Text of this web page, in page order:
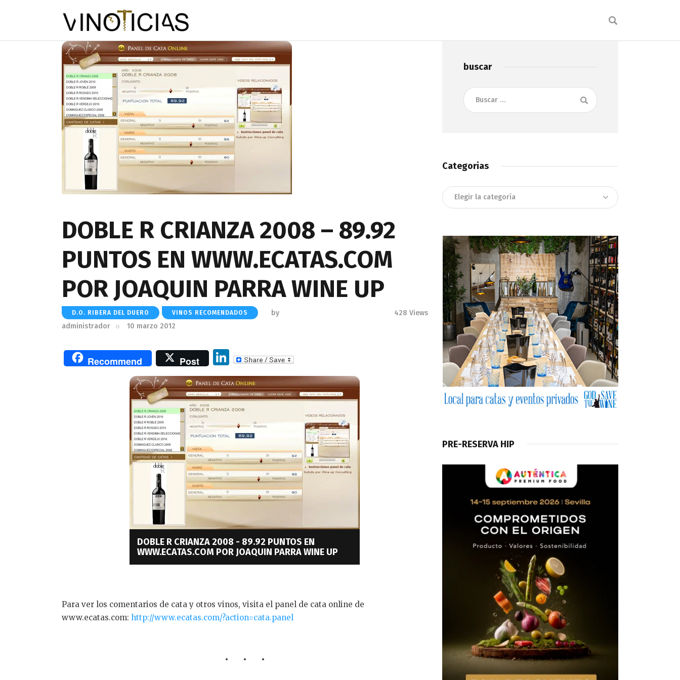
DOBLE R CRIANZA 2008 – 89.92
PUNTOS EN WWW.ECATAS.COM
POR JOAQUIN PARRA WINE UP
D.O. RIBERA DEL DUERO VINOS RECOMENDADOS
by
administrador
10 marzo 2012
428 Views
Recommend Post
Li
n
k
e
dI
n
DOBLE R CRIANZA 2008 - 89.92 PUNTOS EN
WWW.ECATAS.COM POR JOAQUIN PARRA WINE UP
Para ver los comentarios de cata y otros vinos, visita el panel de cata online de
www.ecatas.com: http://www.ecatas.com/?action=cata.panel
buscar
Buscar:
Categorias
Categorias
PRE-RESERVA HIP